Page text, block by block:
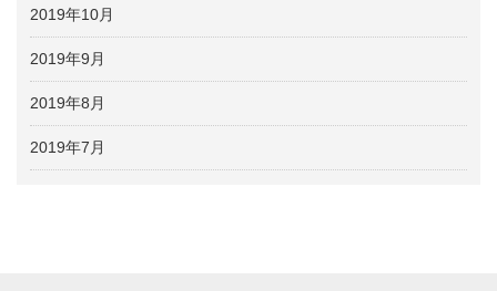
2019年10月
2019年9月
2019年8月
2019年7月